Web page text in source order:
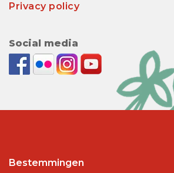
Privacy policy
Social media
Bestemmingen